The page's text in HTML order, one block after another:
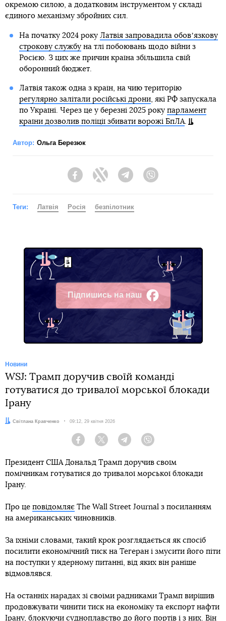
окремою силою, а додатковим інструментом у складі
єдиного механізму збройних сил.
На початку 2024 року Латвія запровадила обовʼязкову
строкову службуна тлі побоювань щодо війни з
Росією. З цих же причин країна збільшила свій
оборонний бюджет.
Латвія також одна з країн, на чию територію
регулярно залітали російські дрони, які РФ запускала
по Україні. Через це у березні 2025 року парламент
країни дозволив поліції збивати ворожі БпЛА.
Автор: Ольга Березюк
FacebookTwitter Telegram
Теги: Латвія Росія безпілотник
Підпишись на наш
Facebook
Новини
WSJ: Трамп доручив своїй команді
готуватися до тривалої морської блокади
Ірану
Автор:
Світлана Кравченко Дата:
09:12, 29 квітня 2026
Facebook Twitter Telegram
Президент США Дональд Трамп доручив своїм
помічникам готуватися до тривалої морської блокади
Ірану.
Про це повідомляє The Wall Street Journal з посиланням
на американських чиновників.
За їхніми словами, такий крок розглядається як спосіб
посилити економічний тиск на Тегеран і змусити його піти
на поступки у ядерному питанні, від яких він раніше
відмовлявся.
На останніх нарадах зі своїми радниками Трамп вирішив
продовжувати чинити тиск на економіку та експорт нафти
Ірану, блокуючи судноплавство до його портів і з них. Він